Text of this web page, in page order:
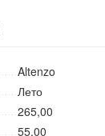
Altenzo
Лето
265,00
55,00